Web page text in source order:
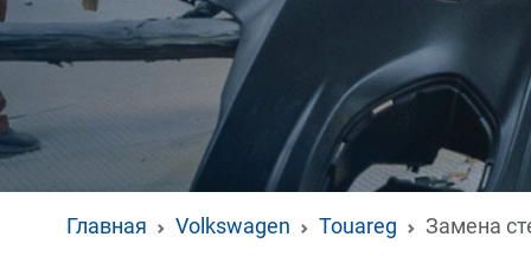
Главная Volkswagen Touareg Замена